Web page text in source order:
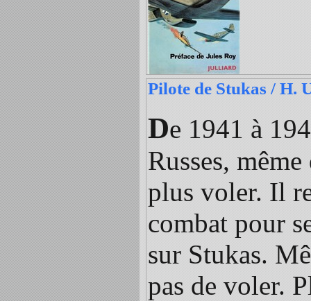
Pilote de Stukas / H.
De 1941 à
Russes,
plus voler. Il
combat pour
sur Stukas.
pas de voler.